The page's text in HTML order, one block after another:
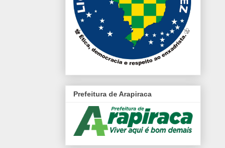
Prefeitura de Arapiraca